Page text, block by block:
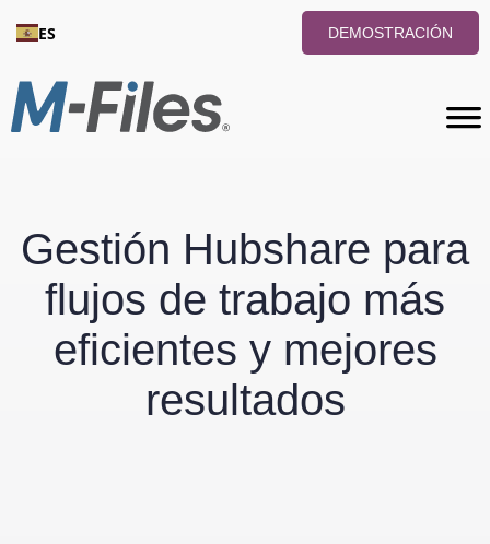
ES DEMOSTRACIÓN
Gestión Hubshare para
flujos de trabajo más
eficientes y mejores
resultados